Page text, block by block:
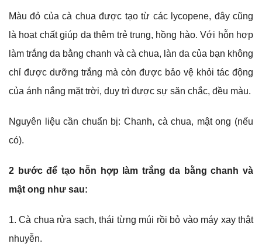
Màu đỏ của cà chua được tạo từ các lycopene, đây cũng
là hoạt chất giúp da thêm trẻ trung, hồng hào. Với hỗn hợp
làm trắng da bằng chanh và cà chua, làn da của bạn không
chỉ được dưỡng trắng mà còn được bảo vệ khỏi tác động
của ánh nắng mặt trời, duy trì được sự săn chắc, đều màu.
Nguyên liệu cần chuẩn bị: Chanh, cà chua, mật ong (nếu
có).
2 bước để tạo hỗn hợp làm trắng da bằng chanh và
mật ong như sau:
Cà chua rửa sạch, thái từng múi rồi bỏ vào máy xay thật
nhuyễn.